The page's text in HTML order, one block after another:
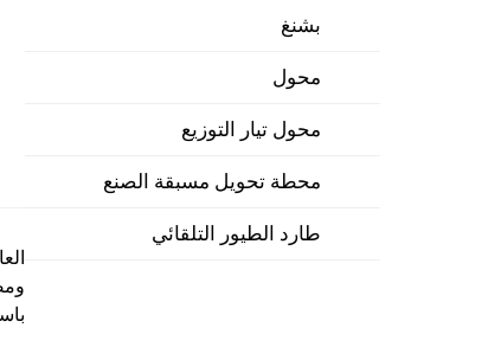
بشنغ
محول
محول تيار التوزيع
محطة تحويل مسبقة الصنع
طارد الطيور التلقائي